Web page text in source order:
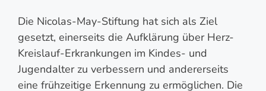
Die Nicolas-May-Stiftung hat sich als Ziel
gesetzt, einerseits die Aufklärung über Herz-
Kreislauf-Erkrankungen im Kindes- und
Jugendalter zu verbessern und andererseits
eine frühzeitige Erkennung zu ermöglichen. Die